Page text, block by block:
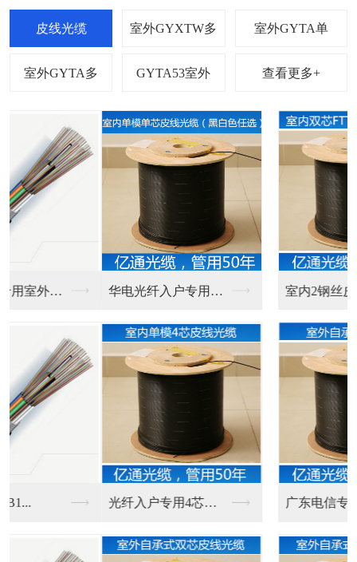
查看更多+
华电光纤入户专用光纤... 室内2钢丝皮线光缆电...
光纤入户专用4芯室内... 广东电信专用一芯室外...